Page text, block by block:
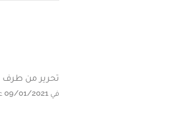
تحرير من طرف
في 09/01/2021 على الساعة 18:30